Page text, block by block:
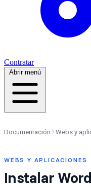
Contratar
Abrir menú
Documentación Webs y
WEBS Y APLICACIONES
Instalar